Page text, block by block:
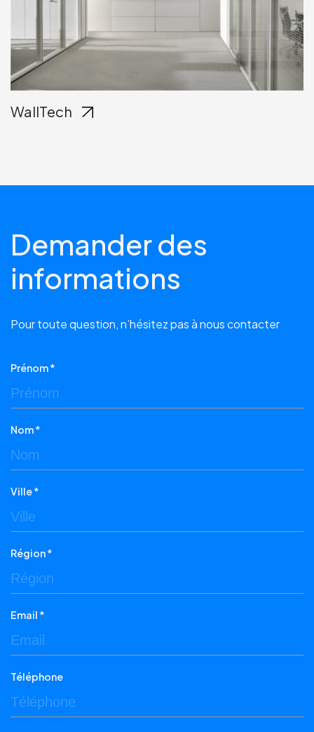
WallTech
Demander des
informations
Pour toute question, n’hésitez pas à nous contacter
Prénom *
Nom *
Ville *
Région *
Email *
Téléphone